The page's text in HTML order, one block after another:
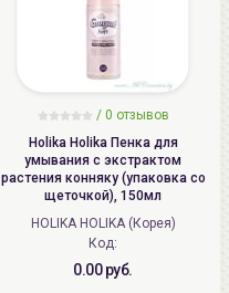
/ 0 отзывов
Holika Holika Пенка для
умывания с экстрактом
растения конняку (упаковка со
щеточкой), 150мл
HOLIKA HOLIKA (Корея)
Код:
0.00 руб.